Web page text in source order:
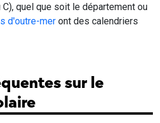
quel que soit le département ou
d'outre-mer ont des calendriers
sur le